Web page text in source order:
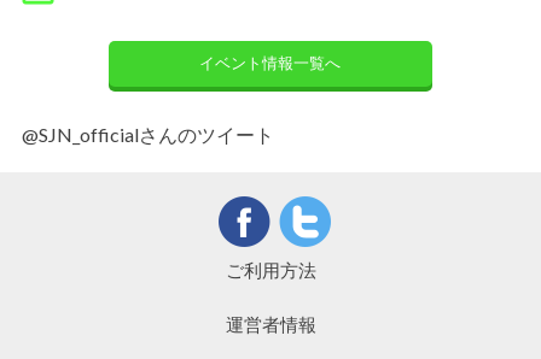
イベント情報一覧へ
@SJN_officialさんのツイート
ご利用方法
運営者情報